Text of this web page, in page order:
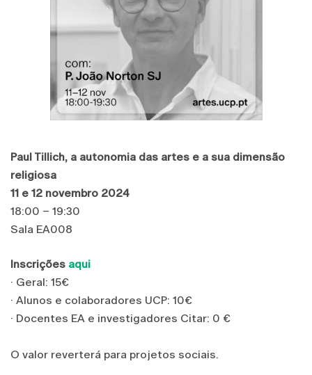
Paul Tillich, a autonomia das artes e a sua dimensão
religiosa
11 e 12 novembro 2024
18:00 – 19:30
Sala EA008
Inscrições aqui
· Geral: 15€
· Alunos e colaboradores UCP: 10€
· Docentes EA e investigadores Citar: 0 €
O valor reverterá para projetos sociais.